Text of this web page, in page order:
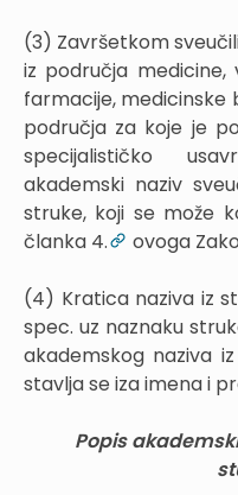
(3) Završetkom
iz područja medicine,
farmacije, medicinske
područja za koje je
specijalističko
akademski naziv
struke, koji se može
članka 4.
ovoga
(4) Kratica naziva iz
spec. uz naznaku
akademskog naziva
stavlja se iza imena i
Popis